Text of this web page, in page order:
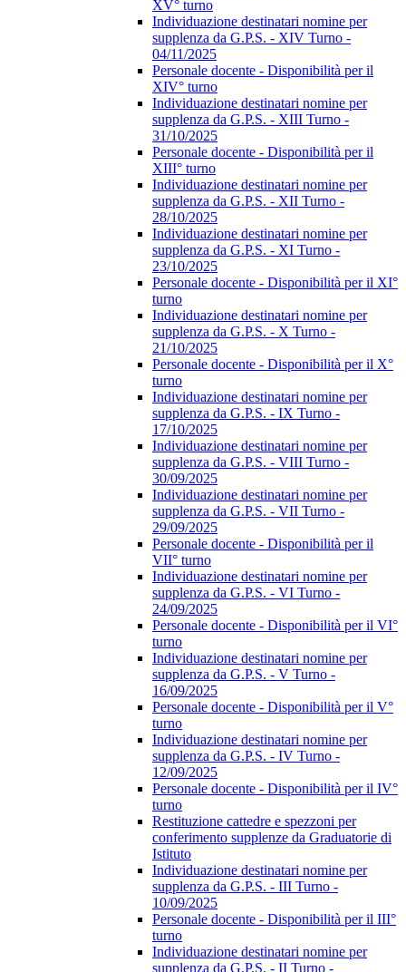
XV° turno
Individuazione destinatari nomine per
supplenza da G.P.S. - XIV Turno -
04/11/2025
Personale docente - Disponibilità per il
XIV° turno
Individuazione destinatari nomine per
supplenza da G.P.S. - XIII Turno -
31/10/2025
Personale docente - Disponibilità per il
XIII° turno
Individuazione destinatari nomine per
supplenza da G.P.S. - XII Turno -
28/10/2025
Individuazione destinatari nomine per
supplenza da G.P.S. - XI Turno -
23/10/2025
Personale docente - Disponibilità per il XI°
turno
Individuazione destinatari nomine per
supplenza da G.P.S. - X Turno -
21/10/2025
Personale docente - Disponibilità per il X°
turno
Individuazione destinatari nomine per
supplenza da G.P.S. - IX Turno -
17/10/2025
Individuazione destinatari nomine per
supplenza da G.P.S. - VIII Turno -
30/09/2025
Individuazione destinatari nomine per
supplenza da G.P.S. - VII Turno -
29/09/2025
Personale docente - Disponibilità per il
VII° turno
Individuazione destinatari nomine per
supplenza da G.P.S. - VI Turno -
24/09/2025
Personale docente - Disponibilità per il VI°
turno
Individuazione destinatari nomine per
supplenza da G.P.S. - V Turno -
16/09/2025
Personale docente - Disponibilità per il V°
turno
Individuazione destinatari nomine per
supplenza da G.P.S. - IV Turno -
12/09/2025
Personale docente - Disponibilità per il IV°
turno
Restituzione cattedre e spezzoni per
conferimento supplenze da Graduatorie di
Istituto
Individuazione destinatari nomine per
supplenza da G.P.S. - III Turno -
10/09/2025
Personale docente - Disponibilità per il III°
turno
Individuazione destinatari nomine per
supplenza da G.P.S. - II Turno -